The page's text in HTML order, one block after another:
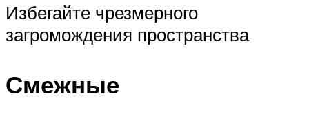
Избегайте чрезмерного
загромождения пространства
Смежные